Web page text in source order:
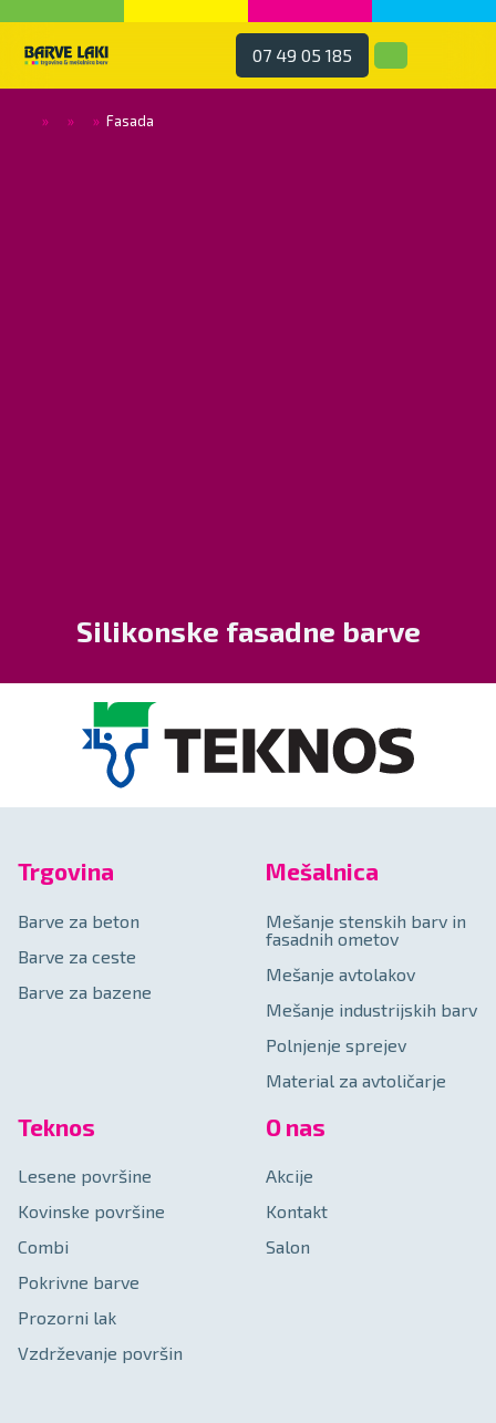
07 49 05 185
» » » Fasada
Silikonske fasadne barve
Trgovina
Barve za beton
Barve za ceste
Barve za bazene
Mešalnica
Mešanje stenskih barv in
fasadnih ometov
Mešanje avtolakov
Mešanje industrijskih barv
Polnjenje sprejev
Material za avtoličarje
Teknos
Lesene površine
Kovinske površine
Combi
Pokrivne barve
Prozorni lak
Vzdrževanje površin
O nas
Akcije
Kontakt
Salon